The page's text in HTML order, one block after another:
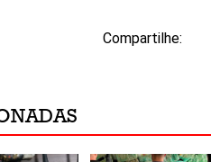
Compartilhe: